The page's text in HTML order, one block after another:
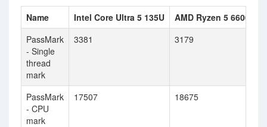
Name Intel Core Ultra 5 135U
AMD Ryzen 5 6600H
PassMark
- Single
thread
mark
3381 3179
PassMark
- CPU
mark
17507 18675